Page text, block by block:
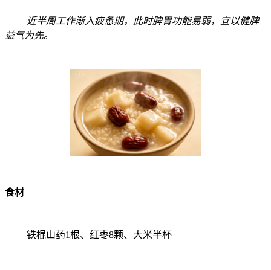
近半周工作渐入疲惫期，此时脾胃功能易弱，宜以健脾
益气为先。
食材
铁棍山药1根、红枣8颗、大米半杯